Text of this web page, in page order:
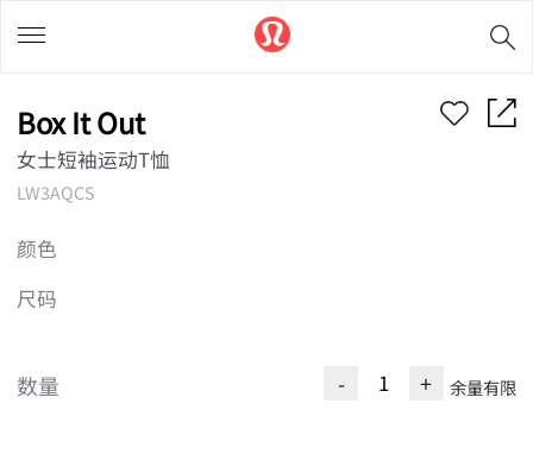
Box It Out
女士短袖运动T恤
LW3AQCS
颜色
尺码
数量 - + 余量有限